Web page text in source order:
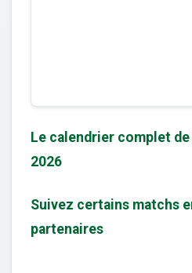
Le calendrier complet de
2026
Suivez certains matchs
partenaires